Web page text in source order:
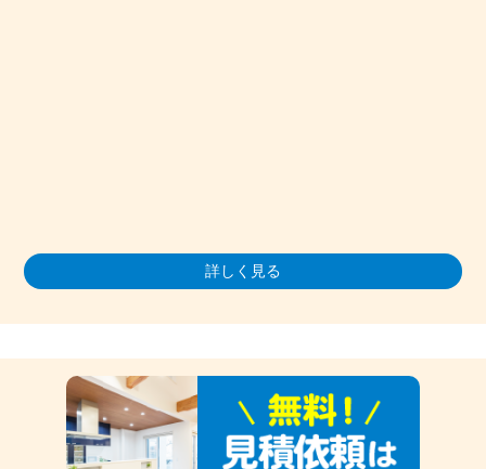
詳しく見る